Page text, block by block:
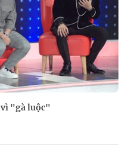
vì "gà luộc"